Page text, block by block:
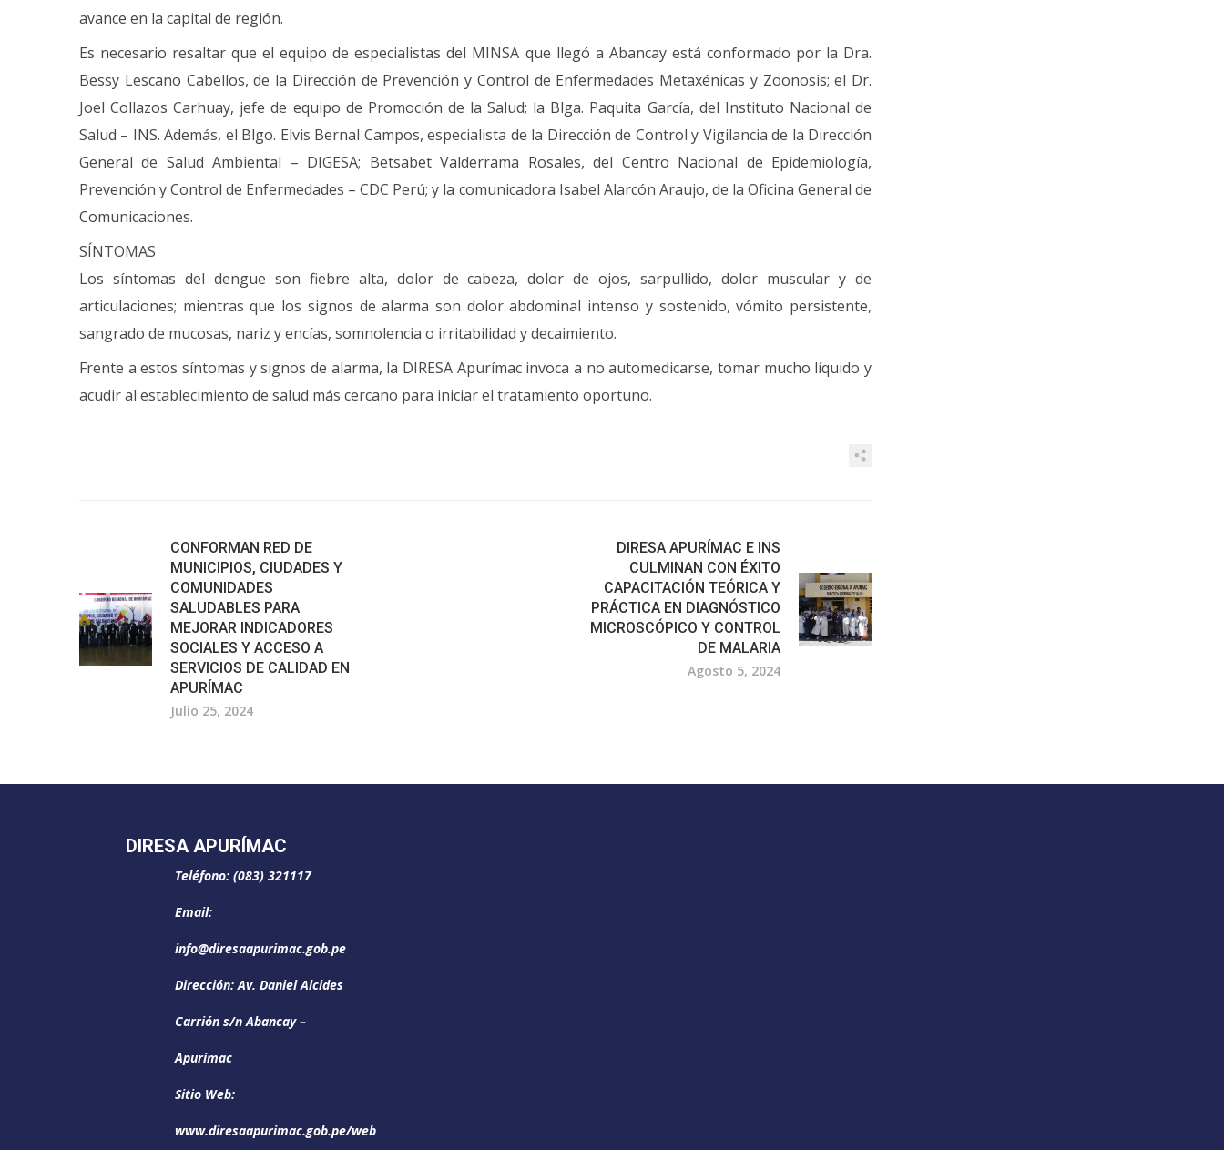
avance en la capital de región.
Es necesario resaltar que el equipo de especialistas del MINSA que llegó a Abancay está conformado por la Dra.
Bessy Lescano Cabellos, de la Dirección de Prevención y Control de Enfermedades Metaxénicas y Zoonosis; el Dr.
Joel Collazos Carhuay, jefe de equipo de Promoción de la Salud; la Blga. Paquita García, del Instituto Nacional de
Salud – INS. Además, el Blgo. Elvis Bernal Campos, especialista de la Dirección de Control y Vigilancia de la Dirección
General de Salud Ambiental – DIGESA; Betsabet Valderrama Rosales, del Centro Nacional de Epidemiología,
Prevención y Control de Enfermedades – CDC Perú; y la comunicadora Isabel Alarcón Araujo, de la Oficina General de
Comunicaciones.
SÍNTOMAS
Los síntomas del dengue son fiebre alta, dolor de cabeza, dolor de ojos, sarpullido, dolor muscular y de
articulaciones; mientras que los signos de alarma son dolor abdominal intenso y sostenido, vómito persistente,
sangrado de mucosas, nariz y encías, somnolencia o irritabilidad y decaimiento.
Frente a estos síntomas y signos de alarma, la DIRESA Apurímac invoca a no automedicarse, tomar mucho líquido y
acudir al establecimiento de salud más cercano para iniciar el tratamiento oportuno.
CONFORMAN RED DE
MUNICIPIOS, CIUDADES Y
COMUNIDADES
SALUDABLES PARA
MEJORAR INDICADORES
SOCIALES Y ACCESO A
SERVICIOS DE CALIDAD EN
APURÍMAC
Julio 25, 2024
DIRESA APURÍMAC E INS
CULMINAN CON ÉXITO
CAPACITACIÓN TEÓRICA Y
PRÁCTICA EN DIAGNÓSTICO
MICROSCÓPICO Y CONTROL
DE MALARIA
Agosto 5, 2024
DIRESA APURÍMAC
Teléfono: (083) 321117
Email:
info@diresaapurimac.gob.pe
Dirección: Av. Daniel Alcides
Carrión s/n Abancay –
Apurímac
Sitio Web:
www.diresaapurimac.gob.pe/web